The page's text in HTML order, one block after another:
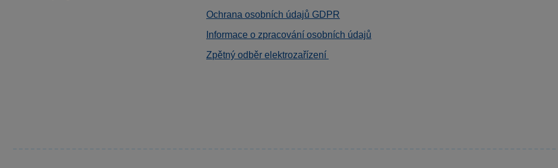
Ochrana osobních údajů GDPR
Informace o zpracování osobních údajů
Zpětný odběr elektrozařízení